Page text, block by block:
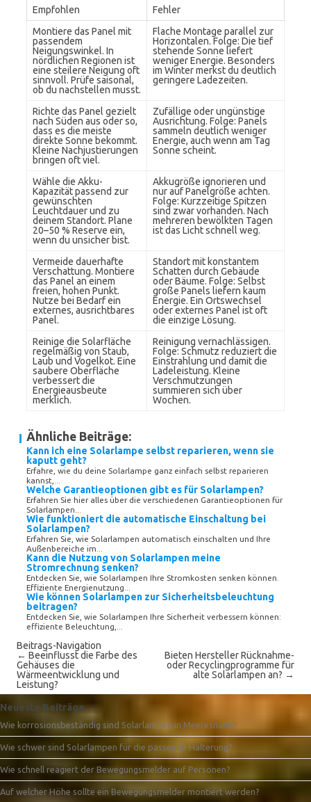
Empfohlen
Fehler
Montiere das Panel mit
passendem
Neigungswinkel. In
nördlichen Regionen ist
eine steilere Neigung oft
sinnvoll. Prüfe saisonal,
ob du nachstellen musst.
Flache Montage parallel zur
Horizontalen. Folge: Die tief
stehende Sonne liefert
weniger Energie. Besonders
im Winter merkst du deutlich
geringere Ladezeiten.
Richte das Panel gezielt
nach Süden aus oder so,
dass es die meiste
direkte Sonne bekommt.
Kleine Nachjustierungen
bringen oft viel.
Zufällige oder ungünstige
Ausrichtung. Folge: Panels
sammeln deutlich weniger
Energie, auch wenn am Tag
Sonne scheint.
Wähle die Akku-
Kapazität passend zur
gewünschten
Leuchtdauer und zu
deinem Standort. Plane
20–50 % Reserve ein,
wenn du unsicher bist.
Akkugröße ignorieren und
nur auf Panelgröße achten.
Folge: Kurzzeitige Spitzen
sind zwar vorhanden. Nach
mehreren bewölkten Tagen
ist das Licht schnell weg.
Vermeide dauerhafte
Verschattung. Montiere
das Panel an einem
freien, hohen Punkt.
Nutze bei Bedarf ein
externes, ausrichtbares
Panel.
Standort mit konstantem
Schatten durch Gebäude
oder Bäume. Folge: Selbst
große Panels liefern kaum
Energie. Ein Ortswechsel
oder externes Panel ist oft
die einzige Lösung.
Reinige die Solarfläche
regelmäßig von Staub,
Laub und Vogelkot. Eine
saubere Oberfläche
verbessert die
Energieausbeute
merklich.
Reinigung vernachlässigen.
Folge: Schmutz reduziert die
Einstrahlung und damit die
Ladeleistung. Kleine
Verschmutzungen
summieren sich über
Wochen.
Ähnliche Beiträge:
Kann ich eine Solarlampe selbst reparieren, wenn sie
kaputt geht?
Erfahre, wie du deine Solarlampe ganz einfach selbst reparieren
kannst,...
Welche Garantieoptionen gibt es für Solarlampen?
Erfahren Sie hier alles über die verschiedenen Garantieoptionen für
Solarlampen...
Wie funktioniert die automatische Einschaltung bei
Solarlampen?
Erfahren Sie, wie Solarlampen automatisch einschalten und Ihre
Außenbereiche im...
Kann die Nutzung von Solarlampen meine
Stromrechnung senken?
Entdecken Sie, wie Solarlampen Ihre Stromkosten senken können.
Effiziente Energienutzung...
Wie können Solarlampen zur Sicherheitsbeleuchtung
beitragen?
Entdecken Sie, wie Solarlampen Ihre Sicherheit verbessern können:
effiziente Beleuchtung,...
Beitrags-Navigation
← Beeinflusst die Farbe des
Gehäuses die
Wärmeentwicklung und
Leistung?
Bieten Hersteller Rücknahme-
oder Recyclingprogramme für
alte Solarlampen an? →
Neueste Beiträge
Wie korrosionsbeständig sind Solarlampen in Meeresnähe?
Wie schwer sind Solarlampen für die passende Halterung?
Wie schnell reagiert der Bewegungsmelder auf Personen?
Auf welcher Höhe sollte ein Bewegungsmelder montiert werden?